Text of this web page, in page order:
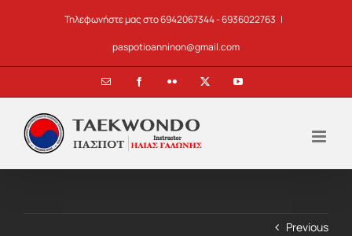
Τηλεφωνήστε μας στο 6942067344 - 6936022763 |
paspotioanninon@gmail.com
Email FacebookFlickr YouTube
Previous